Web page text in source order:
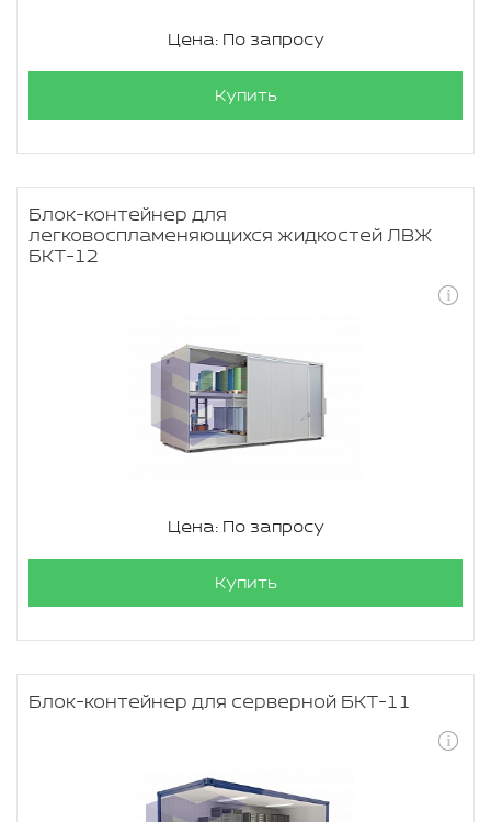
Цена: По запросу
Купить
Блок-контейнер для
легковоспламеняющихся жидкостей ЛВЖ
БКТ-12
Цена: По запросу
Купить
Блок-контейнер для серверной БКТ-11